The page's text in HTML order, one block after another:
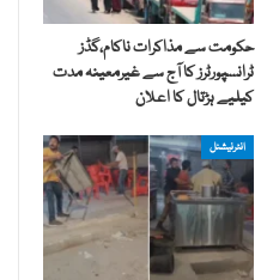
حکومت سے مذاکرات ناکام،گڈز
ٹرانسپورٹرز کا آج سے غیرمعینہ مدت
کیلیے ہڑتال کا اعلان
انٹرنیشنل